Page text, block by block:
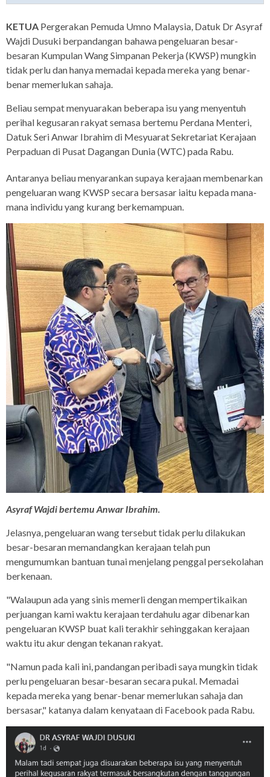
KETUA Pergerakan Pemuda Umno Malaysia, Datuk Dr Asyraf
Wajdi Dusuki berpandangan bahawa pengeluaran besar-
besaran Kumpulan Wang Simpanan Pekerja (KWSP) mungkin
tidak perlu dan hanya memadai kepada mereka yang benar-
benar memerlukan sahaja.
Beliau sempat menyuarakan beberapa isu yang menyentuh
perihal kegusaran rakyat semasa bertemu Perdana Menteri,
Datuk Seri Anwar Ibrahim di Mesyuarat Sekretariat Kerajaan
Perpaduan di Pusat Dagangan Dunia (WTC) pada Rabu.
Antaranya beliau menyarankan supaya kerajaan membenarkan
pengeluaran wang KWSP secara bersasar iaitu kepada mana-
mana individu yang kurang berkemampuan.
Asyraf Wajdi bertemu Anwar Ibrahim.
Jelasnya, pengeluaran wang tersebut tidak perlu dilakukan
besar-besaran memandangkan kerajaan telah pun
mengumumkan bantuan tunai menjelang penggal persekolahan
berkenaan.
"Walaupun ada yang sinis memerli dengan mempertikaikan
perjuangan kami waktu kerajaan terdahulu agar dibenarkan
pengeluaran KWSP buat kali terakhir sehinggakan kerajaan
waktu itu akur dengan tekanan rakyat.
"Namun pada kali ini, pandangan peribadi saya mungkin tidak
perlu pengeluaran besar-besaran secara pukal. Memadai
kepada mereka yang benar-benar memerlukan sahaja dan
bersasar," katanya dalam kenyataan di Facebook pada Rabu.